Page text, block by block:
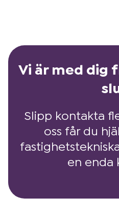
Vi är med dig
Slipp kontakta
oss får du
en enda